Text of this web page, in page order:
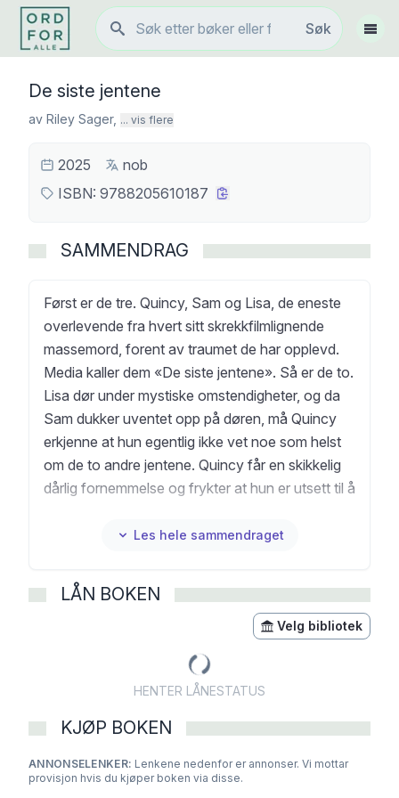
Søk
Søk
Vis
De siste jentene
av Riley Sager, ... vis flere
2025
nob
ISBN: 9788205610187
SAMMENDRAG
Først er de tre. Quincy, Sam og Lisa, de eneste
overlevende fra hvert sitt skrekkfilmlignende
massemord, forent av traumet de har opplevd.
Media kaller dem «De siste jentene». Så er de to.
Lisa dør under mystiske omstendigheter, og da
Sam dukker uventet opp på døren, må Quincy
erkjenne at hun egentlig ikke vet noe som helst
om de to andre jentene. Quincy får en skikkelig
dårlig fornemmelse og frykter at hun er utsett til å
Les hele sammendraget
LÅN BOKEN
Velg bibliotek
HENTER LÅNESTATUS
KJØP BOKEN
ANNONSELENKER: Lenkene nedenfor er annonser. Vi mottar
provisjon hvis du kjøper boken via disse.